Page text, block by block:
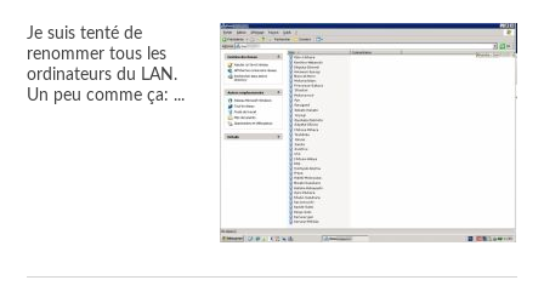
Je suis tenté de
renommer tous les
ordinateurs du LAN.
Un peu comme ça: ...